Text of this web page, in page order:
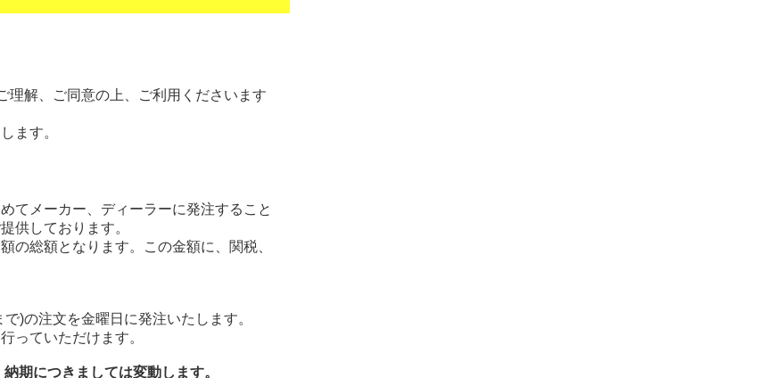
理解、ご同意の上、ご利用くださいます
ます。
てメーカー、ディーラーに発注すること
供しております。
の総額となります。この金額に、関税、
)の注文を金曜日に発注いたします。
っていただけます。
期につきましては変動します。